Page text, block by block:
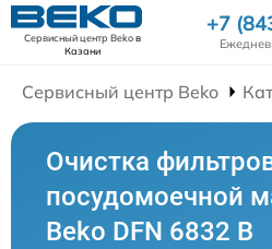
Сервисный центр Bekoв
Казани
+7
Сервисный центр Beko
Очистка
посудомоечной
Beko DFN 6832 B